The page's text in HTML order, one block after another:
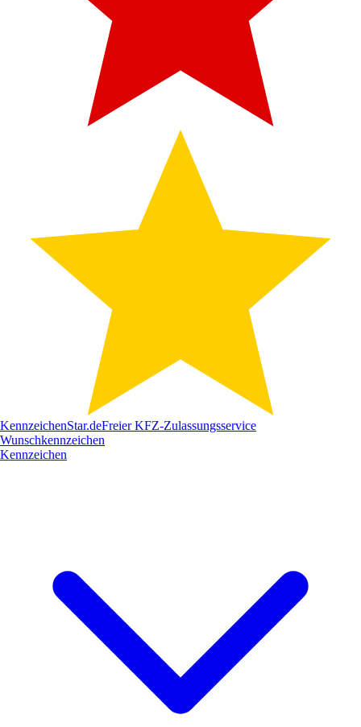
KennzeichenStar.deFreier KFZ-Zulassungsservice
Wunschkennzeichen
Kennzeichen